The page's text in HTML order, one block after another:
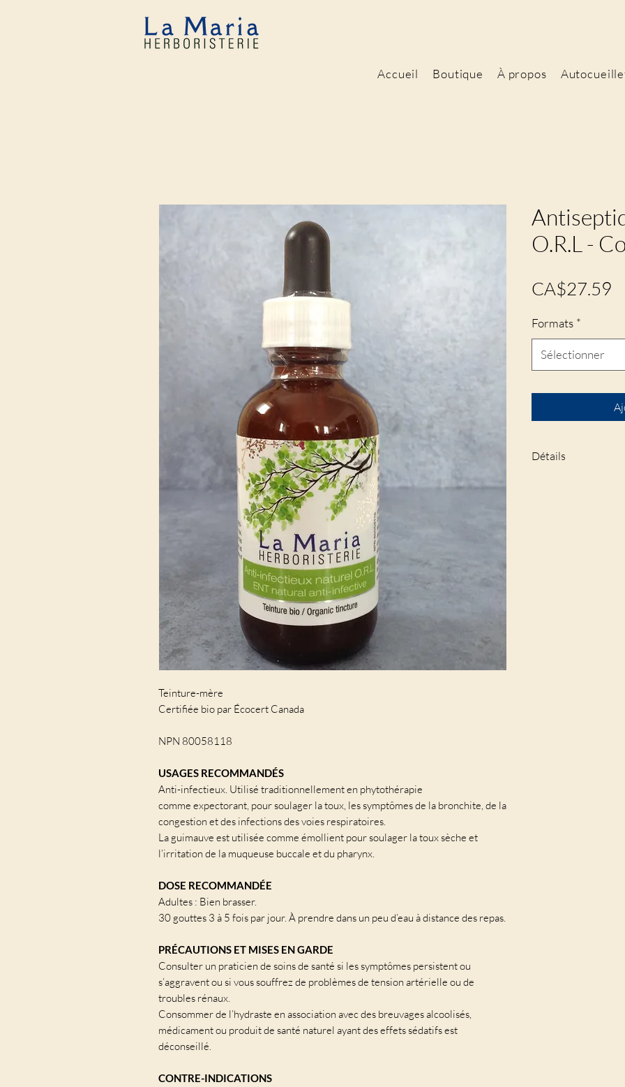
Accueil Boutique À propos
Teinture-mère
Certifiée bio par Écocert Canada
NPN 80058118
USAGES RECOMMANDÉS
Anti-infectieux. Utilisé traditionnellement en phytothérapie
comme expectorant, pour soulager la toux, les symptômes de la bronchite, de la
congestion et des infections des voies respiratoires.
La guimauve est utilisée comme émollient pour soulager la toux sèche et
l’irritation de la muqueuse buccale et du pharynx.
DOSE RECOMMANDÉE
Adultes : Bien brasser.
30 gouttes 3 à 5 fois par jour. À prendre dans un peu d’eau à distance des repas.
PRÉCAUTIONS ET MISES EN GARDE
Consulter un praticien de soins de santé si les symptômes persistent ou
s’aggravent ou si vous souffrez de problèmes de tension artérielle ou de
troubles rénaux.
Consommer de l’hydraste en association avec des breuvages alcoolisés,
médicament ou produit de santé naturel ayant des effets sédatifs est
déconseillé.
CONTRE-INDICATIONS
O.R.L -
CA$27.59
Formats *
Sélectionner
Détails